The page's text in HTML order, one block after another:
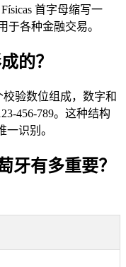
Físicas 首字母缩写一
于各种金融交易。
的？
验数位组成，数字和
456-789。这种结构
识别。
牙有多重要？